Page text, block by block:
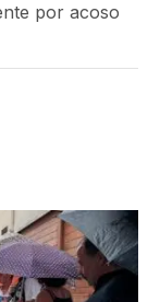
por acoso